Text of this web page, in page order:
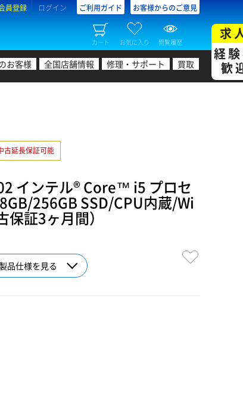
員登録 ログイン ご利用ガイド お客様からのご意見
カート お気に入り 閲覧履歴
お客様 全国店舗情報 修理・サポート 買取
求
経
歓
古延長保証可能
インテル® Core™ i5 プロセ
256GB SSD/CPU内蔵/Wi
証3ヶ月間）
品仕様を見る